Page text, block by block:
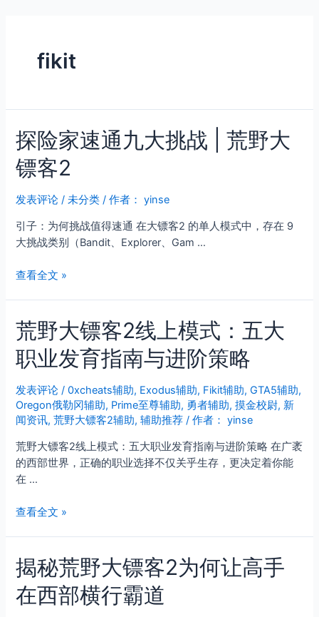
fikit
探险家速通九大挑战 | 荒野大
镖客2
发表评论 /未分类 / 作者： yinse
引子：为何挑战值得速通 在大镖客2 的单人模式中，存在 9
大挑战类别（Bandit、Explorer、Gam …
探
速
通
九
大
挑
战
|
荒
野
大
镖
客
2
查看全文 »
荒野大镖客2线上模式：五大
职业发育指南与进阶策略
发表评论 /0xcheats辅助, Exodus辅助, Fikit辅助,GTA5辅助,
Oregon俄勒冈辅助, Prime至尊辅助, 勇者辅助,摸金校尉, 新
闻资讯,荒野大镖客2辅助,辅助推荐 / 作者： yinse
荒野大镖客2线上模式：五大职业发育指南与进阶策略 在广袤
的西部世界，正确的职业选择不仅关乎生存，更决定着你能
在 …
荒
镖
客
2
线
查看全文 »
揭秘荒野大镖客2为何让高手
在西部横行霸道